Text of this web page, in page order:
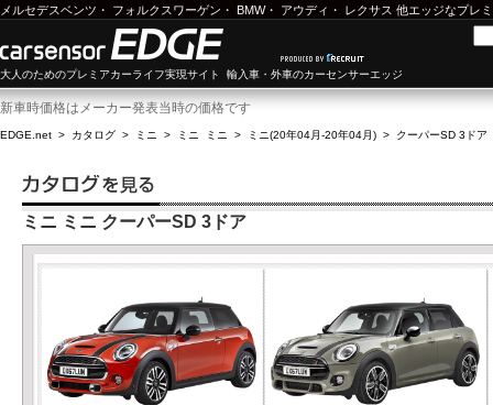
メルセデスベンツ ・ フォルクスワーゲン ・ BMW・ アウディ ・ レクサス 他エッジなプレ
大人のためのプレミアカーライフ実現サイト 輸入車・外車のカーセンサーエッジ
新車時価格はメーカー発表当時の価格です
EDGE.net > カタログ > ミニ > ミニ ミニ > ミニ(20年04月-20年04月) > クーパーSD 3ドア
ミニ ミニ クーパーSD 3ドア